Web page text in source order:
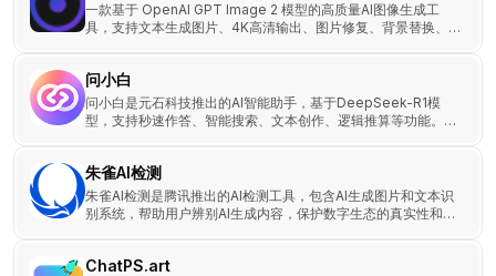
一款基于 OpenAI GPT Image 2 模型的高质量AI图像生成工
具，支持文本生成图片、4K高清输出、图片修复、背景替换、产
问小白
问小白是元石科技推出的AI智能助手，基于DeepSeek-R1模
型，支持秒速作答、智能搜索、文本创作、逻辑推算等功能。帮
朱雀AI检测
朱雀AI检测是腾讯推出的AI检测工具，包含AI生成图片和文本识
别系统，帮助用户辨别AI生成内容，保护数字生态的真实性和可
ChatPS.art